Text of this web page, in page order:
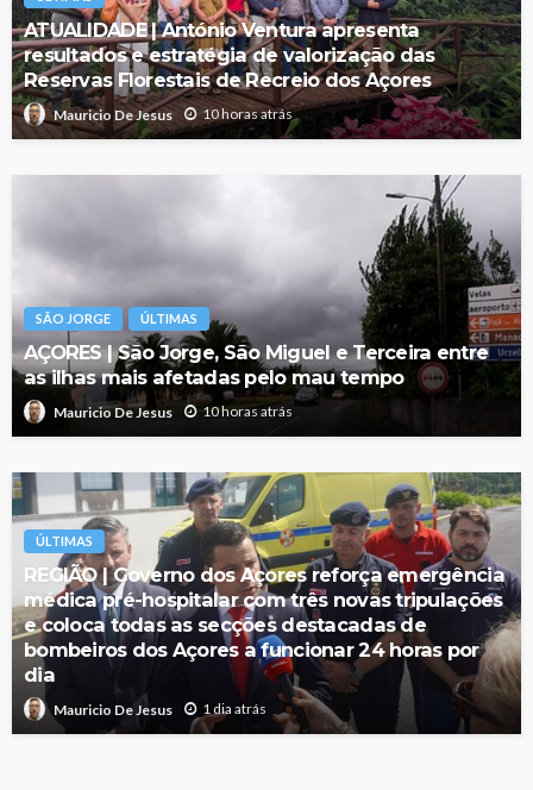
ATUALIDADE | António Ventura apresenta
resultados e estratégia de valorização das
Reservas Florestais de Recreio dos Açores
Mauricio De Jesus 10 horas atrás
SÃO JORGE ÚLTIMAS
AÇORES | São Jorge, São Miguel e Terceira entre
as ilhas mais afetadas pelo mau tempo
Mauricio De Jesus 10 horas atrás
ÚLTIMAS
REGIÃO | Governo dos Açores reforça emergência
médica pré-hospitalar com três novas tripulações
e coloca todas as secções destacadas de
bombeiros dos Açores a funcionar 24 horas por
dia
Mauricio De Jesus 1 dia atrás